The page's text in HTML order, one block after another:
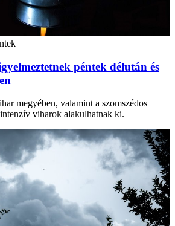
péntek délután és
megyében, valamint a szomszédos
viharok alakulhatnak ki.